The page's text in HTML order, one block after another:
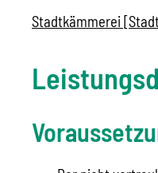
Stadtkämmerei